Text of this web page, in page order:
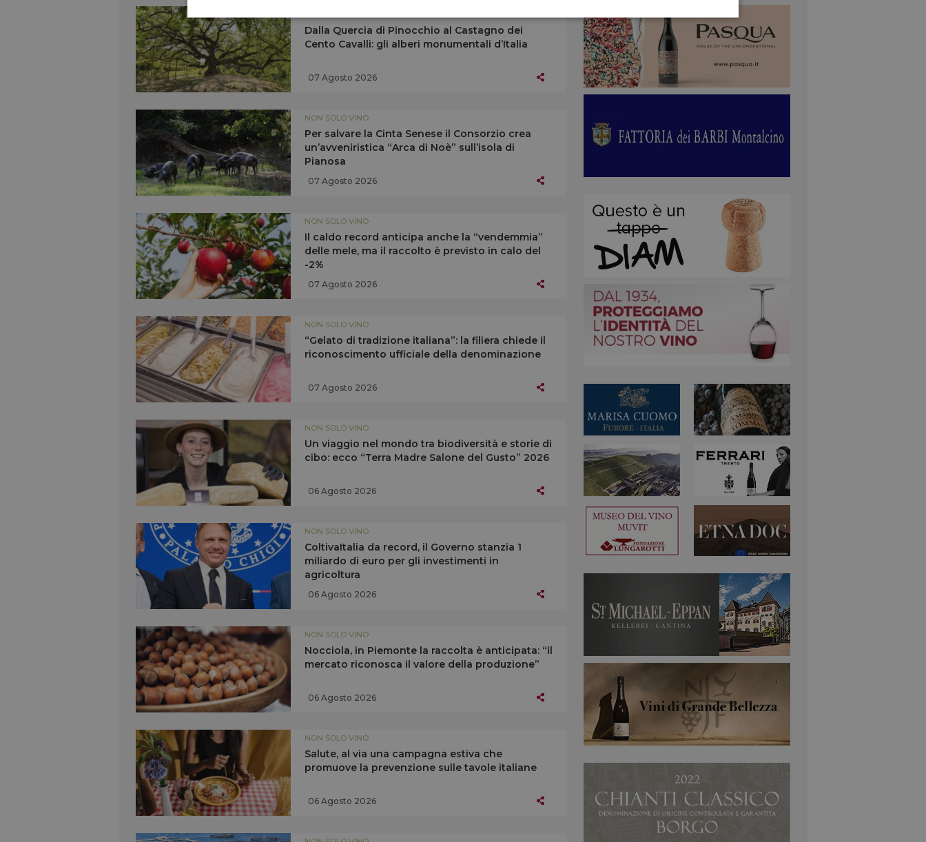
Dalla Quercia di Pinocchio al Castagno dei
Cento Cavalli: gli alberi monumentali d’Italia
07 Agosto 2026
NON SOLO VINO
Per salvare la Cinta Senese il Consorzio crea
un’avveniristica “Arca di Noè” sull’isola di
Pianosa
07 Agosto 2026
NON SOLO VINO
Il caldo record anticipa anche la “vendemmia”
delle mele, ma il raccolto è previsto in calo del
-2%
07 Agosto 2026
NON SOLO VINO
“Gelato di tradizione italiana”: la filiera chiede il
riconoscimento ufficiale della denominazione
07 Agosto 2026
NON SOLO VINO
Un viaggio nel mondo tra biodiversità e storie di
cibo: ecco “Terra Madre Salone del Gusto” 2026
06 Agosto 2026
NON SOLO VINO
ColtivaItalia da record, il Governo stanzia 1
miliardo di euro per gli investimenti in
agricoltura
06 Agosto 2026
NON SOLO VINO
Nocciola, in Piemonte la raccolta è anticipata: “il
mercato riconosca il valore della produzione”
06 Agosto 2026
NON SOLO VINO
Salute, al via una campagna estiva che
promuove la prevenzione sulle tavole italiane
06 Agosto 2026